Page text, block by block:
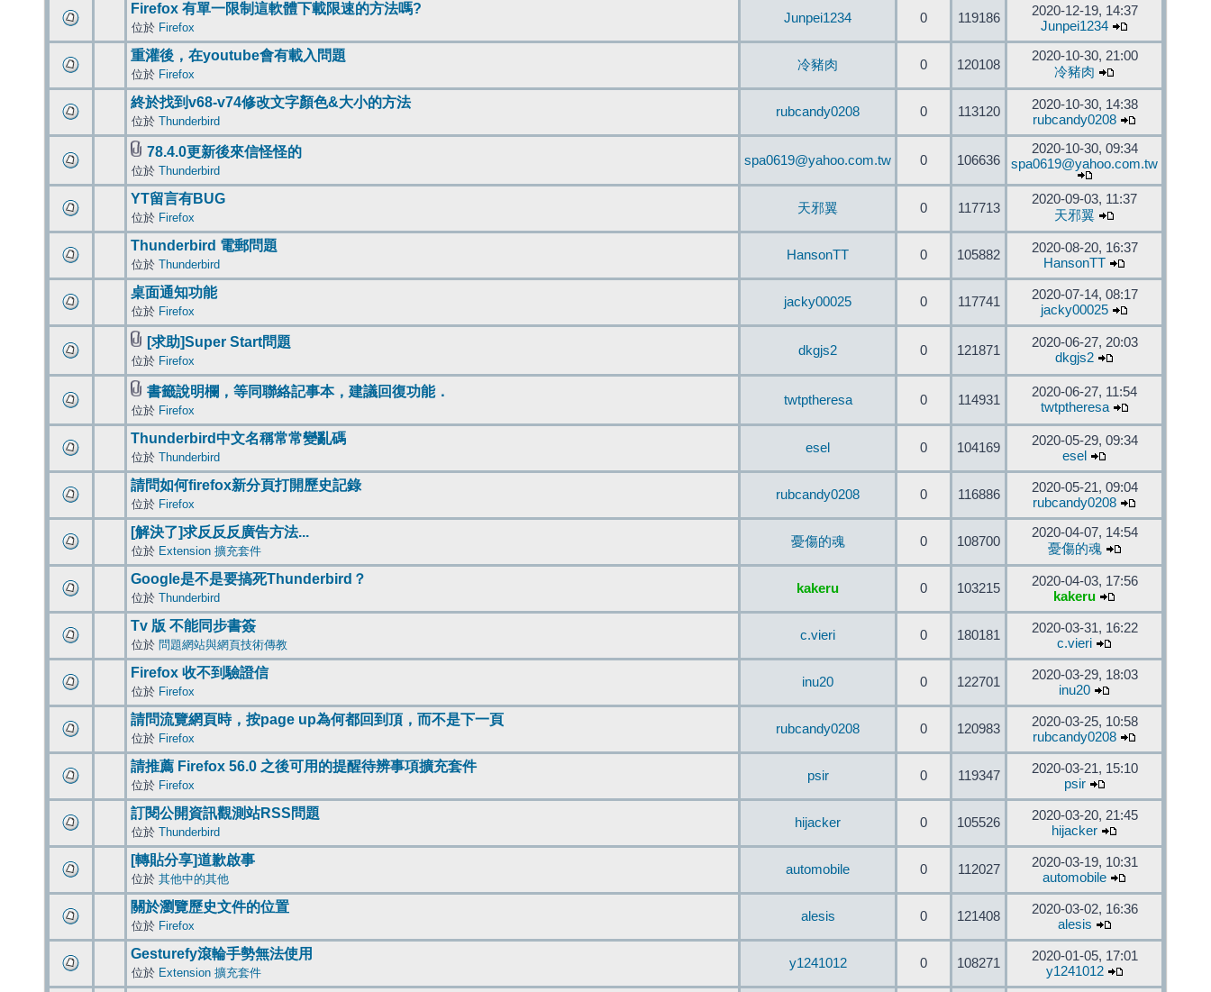
Firefox 有單一限制這軟體下載限速的方法嗎?
位於 Firefox
Junpei1234 0 119186
2020-12-19, 14:37
Junpei1234
重灌後，在youtube會有載入問題
位於 Firefox
冷豬肉 0 120108
2020-10-30, 21:00
冷豬肉
終於找到v68-v74修改文字顏色&大小的方法
位於 Thunderbird
rubcandy0208 0 113120
2020-10-30, 14:38
rubcandy0208
78.4.0更新後來信怪怪的
位於 Thunderbird
spa0619@yahoo.com.tw 0 106636
2020-10-30, 09:34
spa0619@yahoo.com.tw
YT留言有BUG
位於 Firefox
天邪翼 0 117713
2020-09-03, 11:37
天邪翼
Thunderbird 電郵問題
位於 Thunderbird
HansonTT 0 105882
2020-08-20, 16:37
HansonTT
桌面通知功能
位於 Firefox
jacky00025 0 117741
2020-07-14, 08:17
jacky00025
[求助]Super Start問題
位於 Firefox
dkgjs2 0 121871
2020-06-27, 20:03
dkgjs2
書籤說明欄，等同聯絡記事本，建議回復功能．
位於 Firefox
twtptheresa 0 114931
2020-06-27, 11:54
twtptheresa
Thunderbird中文名稱常常變亂碼
位於 Thunderbird
esel 0 104169
2020-05-29, 09:34
esel
請問如何firefox新分頁打開歷史記錄
位於 Firefox
rubcandy0208 0 116886
2020-05-21, 09:04
rubcandy0208
[解決了]求反反反廣告方法...
位於 Extension 擴充套件
憂傷的魂 0 108700
2020-04-07, 14:54
憂傷的魂
Google是不是要搞死Thunderbird？
位於 Thunderbird
kakeru 0 103215
2020-04-03, 17:56
kakeru
Tv 版 不能同步書簽
位於 問題網站與網頁技術傳教
c.vieri 0 180181
2020-03-31, 16:22
c.vieri
Firefox 收不到驗證信
位於 Firefox
inu20 0 122701
2020-03-29, 18:03
inu20
請問流覽網頁時，按page up為何都回到頂，而不是下一頁
位於 Firefox
rubcandy0208 0 120983
2020-03-25, 10:58
rubcandy0208
請推薦 Firefox 56.0 之後可用的提醒待辨事項擴充套件
位於 Firefox
psir 0 119347
2020-03-21, 15:10
psir
訂閱公開資訊觀測站RSS問題
位於 Thunderbird
hijacker 0 105526
2020-03-20, 21:45
hijacker
[轉貼分享]道歉啟事
位於 其他中的其他
automobile 0 112027
2020-03-19, 10:31
automobile
關於瀏覽歷史文件的位置
位於 Firefox
alesis 0 121408
2020-03-02, 16:36
alesis
Gesturefy滾輪手勢無法使用
位於 Extension 擴充套件
y1241012 0 108271
2020-01-05, 17:01
y1241012